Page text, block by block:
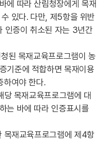
에 따라 산림청장에게 목재
있다. 다만, 제5항을 위반
인증이 취소된 자는 3년간
된 목재교육프로그램이 농
기준에 적합하면 목재이용
하여야 한다.
목재교육프로그램에 대
는 바에 따라 인증표시를
재교육프로그램에 제4항